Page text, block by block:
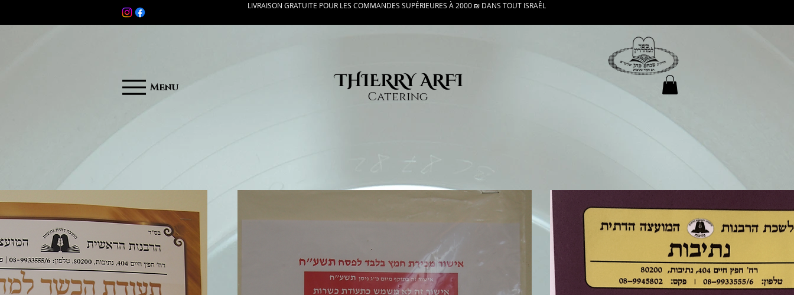
LIVRAISON GRATUITE POUR LES COMMANDES SUPÉRIEURES À 2000 ₪ DANS TOUT ISRAÊL
Menu THIERRY ARFI
Catering